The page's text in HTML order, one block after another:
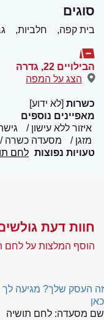
סוגים
בית קפה, חלביות,
הבילויים 22 , גדרה
הצג על המפה
כשרות [לא ידוע]
מאפיינים נוספים
איזור ללא עישון
מזגן
מסעדה כשרה
טעויות נפוצות לחם
חוות דעת
הוסף המלצות על לחם
זה העסק שלך? מגיעה לך
כאן
שם מסעדה: לחם תושיה